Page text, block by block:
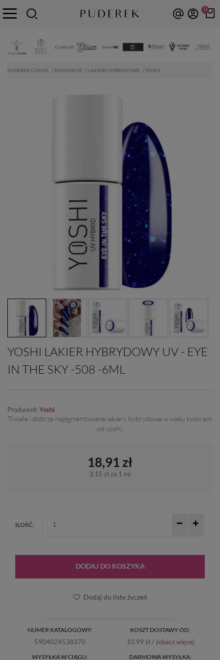
0
PUDEREK.COM.PL PAZNOKCIE LAKIERY HYBRYDOWE YOSHI
YOSHI LAKIER HYBRYDOWY UV - EYE
IN THE SKY -508 -6ML
Producent: Yoshi
Trwałe i dobrze napigmentowane lakiery hybrydowe w wielu kolorach
od yoshi.
NUMER KATALOGOWY:
5904024538370
WYSYŁKA W CIĄGU:
KOSZT DOSTAWY OD:
10.99 zł /zobacz więcej
DARMOWA WYSYŁKA:
18,91 zł
3,15 złza 1 ml
ILOŚĆ:
DODAJ DO KOSZYKA
Dodaj do listy życzeń